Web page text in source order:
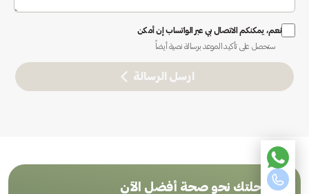
نعم، يمكنكم الاتصال بي عبر الواتساب إن أمكن
ستحصل على تأكيد الموعد برسالة نصية أيضاً
ارسل الرسالة
ابدأ رحلتك نحو صحة أفضل الآن